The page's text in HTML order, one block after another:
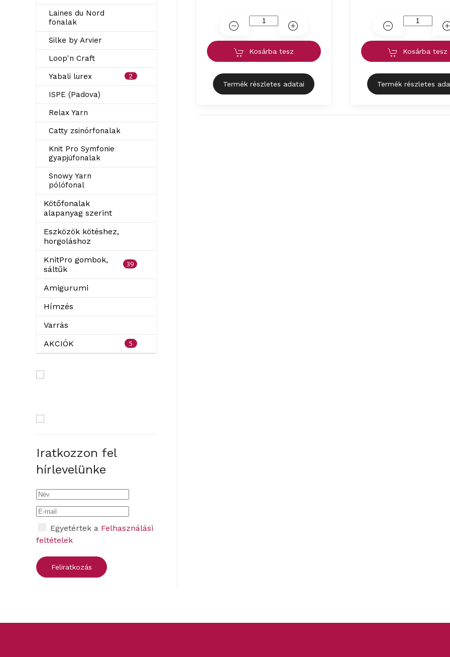
Laines du Nord
fonalak
Silke by Arvier
Loop'n Craft
Yabali lurex
2
ISPE (Padova)
Relax Yarn
Catty zsinórfonalak
Knit Pro Symfonie
gyapjúfonalak
Snowy Yarn
pólófonal
Kötőfonalak
alapanyag szerint
Eszközök kötéshez,
horgoláshoz
KnitPro gombok,
sáltűk
39
Amigurumi
Hímzés
Varrás
AKCIÓK
5
Iratkozzon fel
hírlevelünke
Egyetértek a Felhasználási
feltételek
Kosárba tesz
Termék részletes adatai
Kosárba tesz
Termék részletes